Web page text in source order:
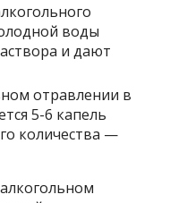
воды
и дают
отравлении в
5-6 капель
количества —